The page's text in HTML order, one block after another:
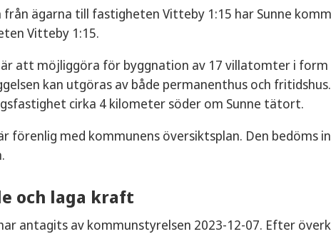
från ägarna till fastigheten Vitteby 1:15 har Sunne
Vitteby 1:15.
att möjliggöra för byggnation av 17 villatomter i form
kan utgöras av både permanenthus och
cirka 4 kilometer söder om Sunne tätort.
förenlig med kommunens översiktsplan. Den bedöms
och laga kraft
antagits av kommunstyrelsen 2023-12-07. Efter